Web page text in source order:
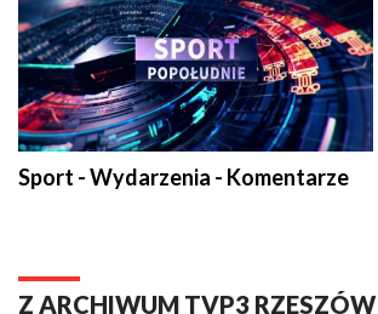
Sport - Wydarzenia - Komentarze
Z ARCHIWUM TVP3 RZESZÓW